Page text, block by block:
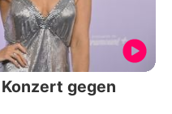
gegen